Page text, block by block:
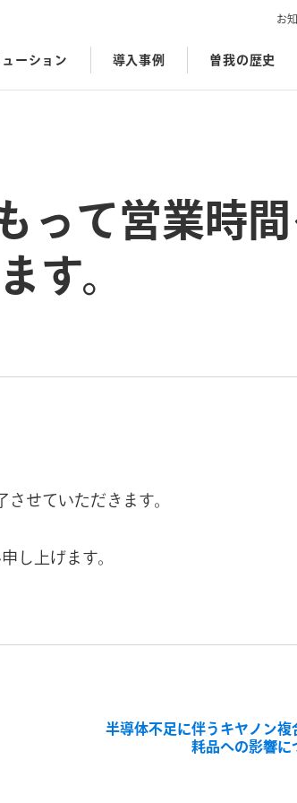
ーション 導入事例 曽我の歴史
お
って営業時
す。
せていただきます。
し上げます。
半導体不足に伴うキヤノン複
耗品への影響に